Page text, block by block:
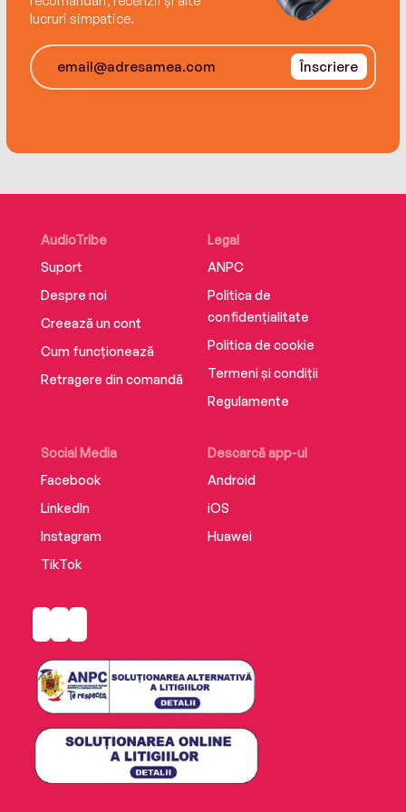
lucruri simpatice.
Înscriere
AudioTribe
Suport
Despre noi
Creează un cont
Cum funcționează
Retragere din comandă
Social Media
Facebook
LinkedIn
Instagram
TikTok
Descarcă app-ul
Android
iOS
Huawei
Legal
ANPC
Politica de
confidențialitate
Politica de cookie
Termeni și condiții
Regulamente